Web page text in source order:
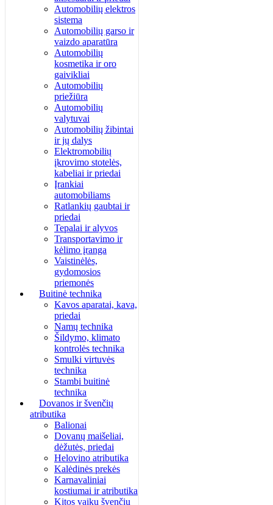
Automobilių elektros
sistema
Automobilių garso ir
vaizdo aparatūra
Automobilių
kosmetika ir oro
gaivikliai
Automobilių
priežiūra
Automobilių
valytuvai
Automobilių žibintai
ir jų dalys
Elektromobilių
įkrovimo stotelės,
kabeliai ir priedai
Įrankiai
automobiliams
Ratlankių gaubtai ir
priedai
Tepalai ir alyvos
Transportavimo ir
kėlimo įranga
Vaistinėlės,
gydomosios
priemonės
Buitinė technika
Kavos aparatai, kava,
priedai
Namų technika
Šildymo, klimato
kontrolės technika
Smulki virtuvės
technika
Stambi buitinė
technika
Dovanos ir švenčių
atributika
Balionai
Dovanų maišeliai,
dėžutės, priedai
Helovino atributika
Kalėdinės prekės
Karnavaliniai
kostiumai ir atributika
Kitos vaikų švenčių